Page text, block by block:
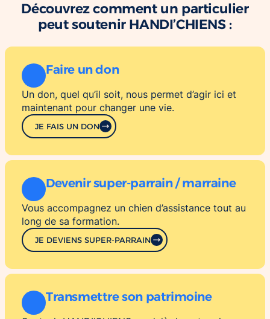
Découvrez comment un particulier
peut soutenir HANDI’CHIENS :
Faire un don
Un don, quel qu’il soit, nous permet d’agir ici et
maintenant pour changer une vie.
JE FAIS UN DON
Devenir super-parrain / marraine
Vous accompagnez un chien d’assistance tout au
long de sa formation.
JE DEVIENS SUPER-PARRAIN
Transmettre son patrimoine